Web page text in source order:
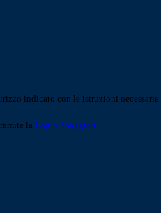
indicato con le istruzioni necessarie.
la Login Spaggiari